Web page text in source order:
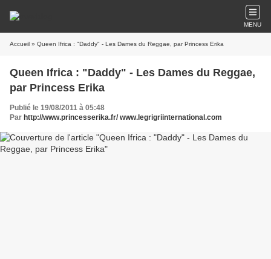
MENU
Accueil » Queen Ifrica : "Daddy" - Les Dames du Reggae, par Princess Erika
Queen Ifrica : "Daddy" - Les Dames du Reggae,
par Princess Erika
Publié le 19/08/2011 à 05:48
Par http://www.princesserika.fr/ www.legrigriinternational.com